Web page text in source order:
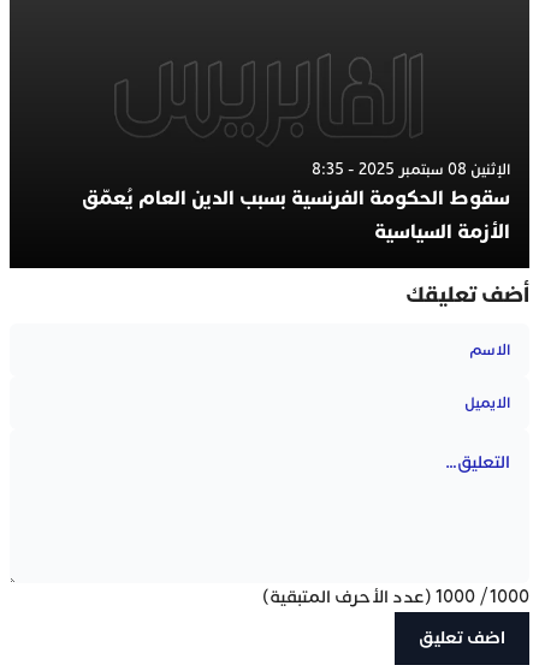
الإثنين 08 سبتمبر 2025 - 8:35
سقوط الحكومة الفرنسية بسبب الدين العام يُعمّق
الأزمة السياسية
أضف تعليقك
1000
/
1000 (عدد الأحرف المتبقية)